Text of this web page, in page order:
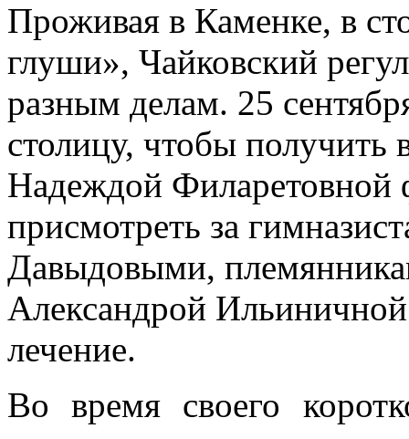
Проживая в Каменке, в
глуши», Чайковский
разным делам. 25
столицу, чтобы получить
Надеждой Филаретовной
присмотреть за
Давыдовыми,
Александрой
лечение.
Во время своего